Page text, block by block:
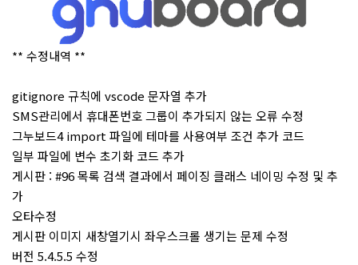
** 수정내역 **
gitignore 규칙에 vscode 문자열 추가
SMS관리에서 휴대폰번호 그룹이 추가되지 않는 오류 수정
그누보드4 import 파일에 테마를 사용여부 조건 추가 코드
일부 파일에 변수 초기화 코드 추가
게시판 : #96 목록 검색 결과에서 페이징 클래스 네이밍 수정 및 추
가
오타수정
게시판 이미지 새창열기시 좌우스크롤 생기는 문제 수정
버전 5.4.5.5 수정